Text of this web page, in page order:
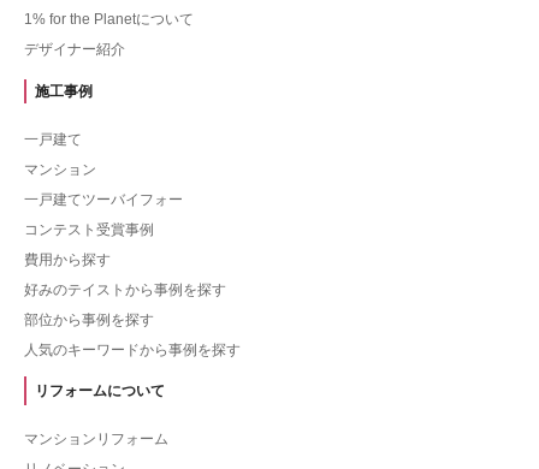
1% for the Planetについて
デザイナー紹介
施工事例
一戸建て
マンション
一戸建てツーバイフォー
コンテスト受賞事例
費用から探す
好みのテイストから事例を探す
部位から事例を探す
人気のキーワードから事例を探す
リフォームについて
マンションリフォーム